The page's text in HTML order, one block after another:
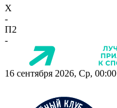
X
-
П2
-
16 сентября 2026, Ср, 00:00